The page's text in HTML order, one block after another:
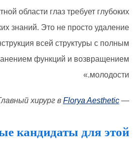
области глаз требует глубоких
знаний. Это не просто удаление
всей структуры с полным
функций и возвращением
молодости.»
—
Главный хирург вFlorya Aesthetic
кандидаты для этой